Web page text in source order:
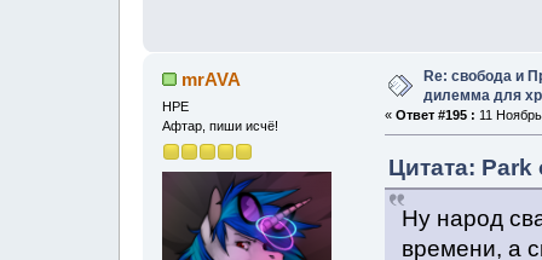
mrAVA
НРЕ
Афтар, пиши исчё!
Re: свобода и
дилемма для
« Ответ #195 : 11
Цитата: Park
Ну народ
времени, а